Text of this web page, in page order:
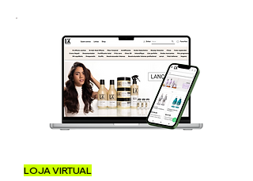
LOJA VIRTUAL